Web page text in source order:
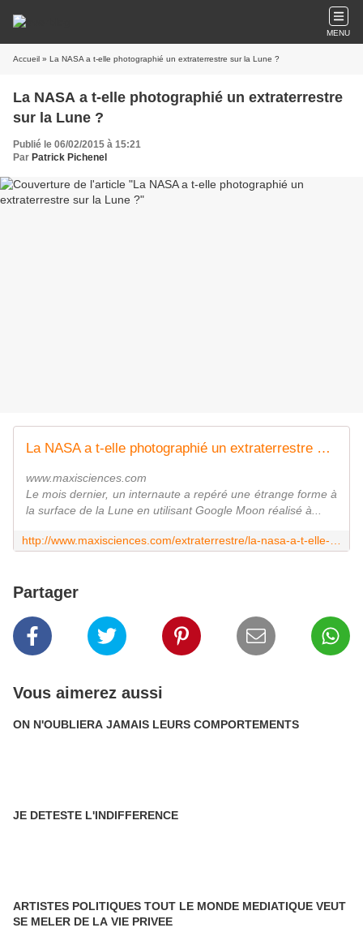
MENU
Accueil » La NASA a t-elle photographié un extraterrestre sur la Lune ?
La NASA a t-elle photographié un extraterrestre
sur la Lune ?
Publié le 06/02/2015 à 15:21
Par Patrick Pichenel
La NASA a t-elle photographié un extraterrestre sur la Lune ?
www.maxisciences.com
Le mois dernier, un internaute a repéré une étrange forme à
la surface de la Lune en utilisant Google Moon réalisé à...
Partager
Vous aimerez aussi
ON N'OUBLIERA JAMAIS LEURS COMPORTEMENTS
JE DETESTE L'INDIFFERENCE
ARTISTES POLITIQUES TOUT LE MONDE MEDIATIQUE VEUT
SE MELER DE LA VIE PRIVEE